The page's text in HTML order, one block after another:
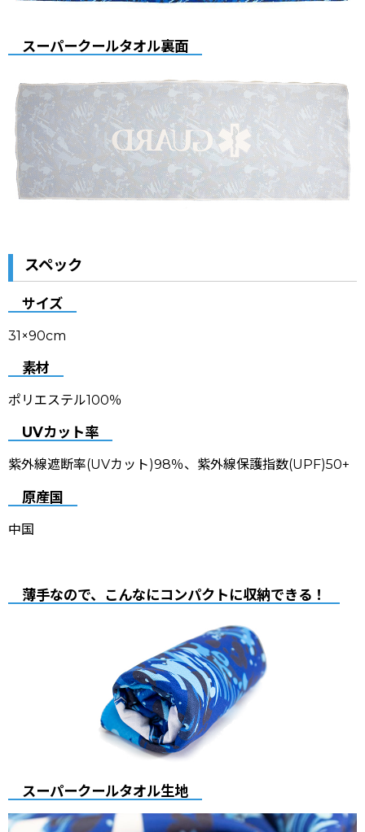
スーパークールタオル裏面
スペック
サイズ
31×90cm
素材
ポリエステル100％
UVカット率
紫外線遮断率(UVカット)98％、紫外線保護指数(UPF)50+
原産国
中国
薄手なので、こんなにコンパクトに収納できる！
スーパークールタオル生地